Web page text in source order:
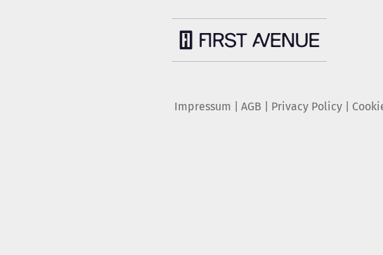
Impressum AGB Privacy Policy|